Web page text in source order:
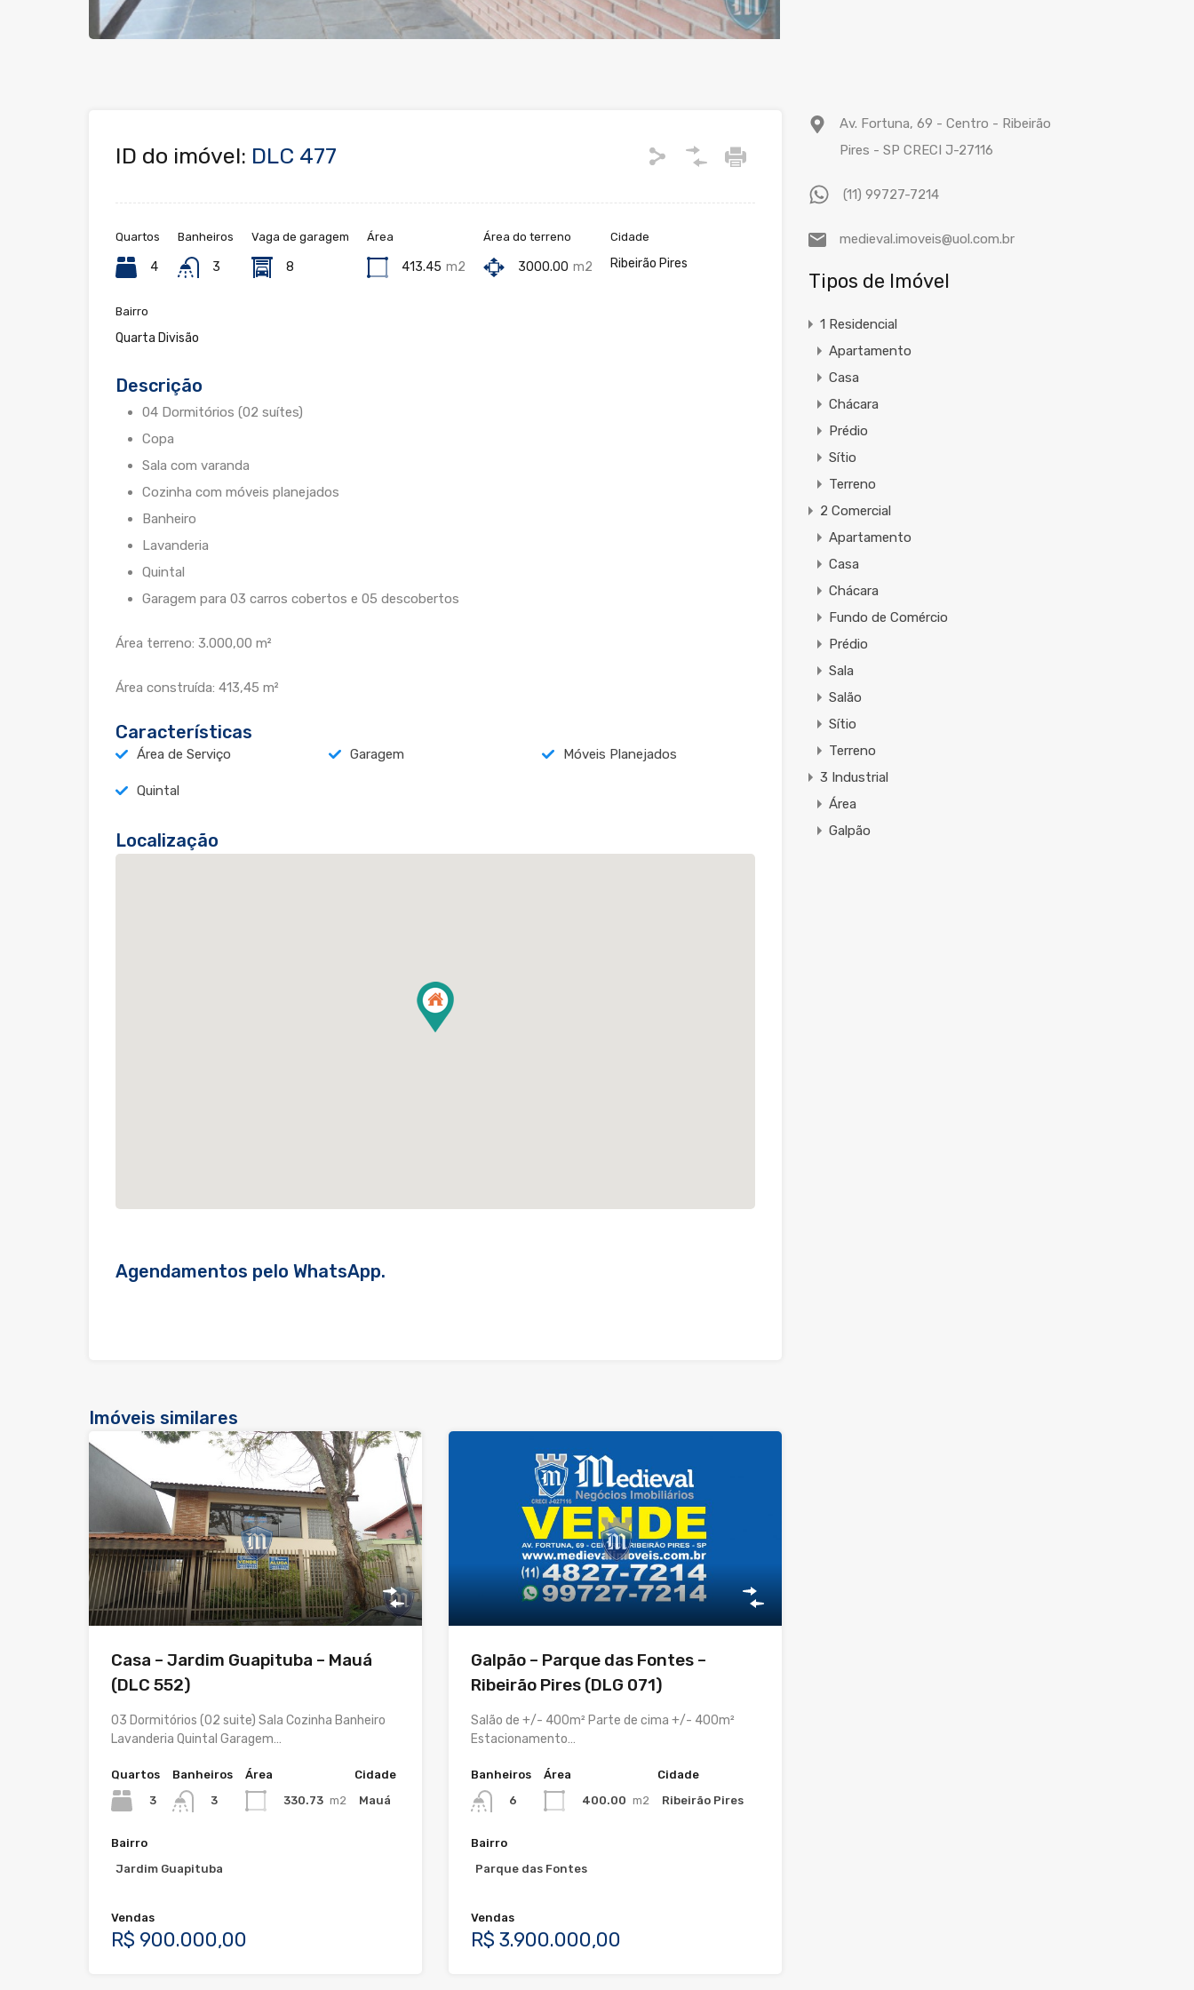
ID do imóvel: DLC 477
Quartos
4
Banheiros
3
Vaga de garagem
8
Área
413.45 m2
Área do terreno
3000.00 m2
Cidade
Ribeirão Pires
Bairro
Quarta Divisão
Descrição
04 Dormitórios (02 suítes)
Copa
Sala com varanda
Cozinha com móveis planejados
Banheiro
Lavanderia
Quintal
Garagem para 03 carros cobertos e 05 descobertos
Área terreno: 3.000,00 m²
Área construída: 413,45 m²
Características
Área de Serviço Garagem Móveis Planejados
Quintal
Localização
Agendamentos pelo WhatsApp.
Imóveis similares
Casa – Jardim Guapituba – Mauá
(DLC 552)
03 Dormitórios (02 suite) Sala Cozinha Banheiro
Lavanderia Quintal Garagem…
Quartos
3
Banheiros
3
Área
330.73 m2
Cidade
Mauá
Bairro
Jardim Guapituba
Vendas
R$ 900.000,00
Galpão – Parque das Fontes –
Ribeirão Pires (DLG 071)
Salão de +/- 400m² Parte de cima +/- 400m²
Estacionamento…
Banheiros
6
Área
400.00 m2
Cidade
Ribeirão Pires
Bairro
Parque das Fontes
Vendas
R$ 3.900.000,00
Av. Fortuna, 69 - Centro - Ribeirão
Pires - SP CRECI J-27116
(11) 99727-7214
medieval.imoveis@uol.com.br
Tipos de Imóvel
1 Residencial
Apartamento
Casa
Chácara
Prédio
Sítio
Terreno
2 Comercial
Apartamento
Casa
Chácara
Fundo de Comércio
Prédio
Sala
Salão
Sítio
Terreno
3 Industrial
Área
Galpão